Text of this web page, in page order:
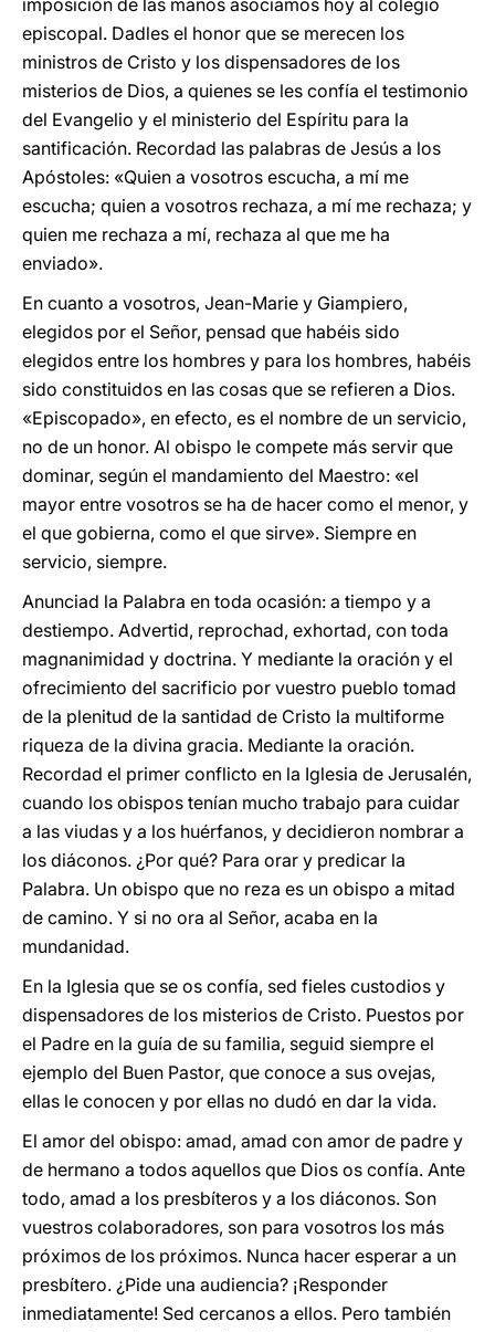
imposición de las manos asociamos hoy al colegio
episcopal. Dadles el honor que se merecen los
ministros de Cristo y los dispensadores de los
misterios de Dios, a quienes se les confía el testimonio
del Evangelio y el ministerio del Espíritu para la
santificación. Recordad las palabras de Jesús a los
Apóstoles: «Quien a vosotros escucha, a mí me
escucha; quien a vosotros rechaza, a mí me rechaza; y
quien me rechaza a mí, rechaza al que me ha
enviado».
En cuanto a vosotros, Jean-Marie y Giampiero,
elegidos por el Señor, pensad que habéis sido
elegidos entre los hombres y para los hombres, habéis
sido constituidos en las cosas que se refieren a Dios.
«Episcopado», en efecto, es el nombre de un servicio,
no de un honor. Al obispo le compete más servir que
dominar, según el mandamiento del Maestro: «el
mayor entre vosotros se ha de hacer como el menor, y
el que gobierna, como el que sirve». Siempre en
servicio, siempre.
Anunciad la Palabra en toda ocasión: a tiempo y a
destiempo. Advertid, reprochad, exhortad, con toda
magnanimidad y doctrina. Y mediante la oración y el
ofrecimiento del sacrificio por vuestro pueblo tomad
de la plenitud de la santidad de Cristo la multiforme
riqueza de la divina gracia. Mediante la oración.
Recordad el primer conflicto en la Iglesia de Jerusalén,
cuando los obispos tenían mucho trabajo para cuidar
a las viudas y a los huérfanos, y decidieron nombrar a
los diáconos. ¿Por qué? Para orar y predicar la
Palabra. Un obispo que no reza es un obispo a mitad
de camino. Y si no ora al Señor, acaba en la
mundanidad.
En la Iglesia que se os confía, sed fieles custodios y
dispensadores de los misterios de Cristo. Puestos por
el Padre en la guía de su familia, seguid siempre el
ejemplo del Buen Pastor, que conoce a sus ovejas,
ellas le conocen y por ellas no dudó en dar la vida.
El amor del obispo: amad, amad con amor de padre y
de hermano a todos aquellos que Dios os confía. Ante
todo, amad a los presbíteros y a los diáconos. Son
vuestros colaboradores, son para vosotros los más
próximos de los próximos. Nunca hacer esperar a un
presbítero. ¿Pide una audiencia? ¡Responder
inmediatamente! Sed cercanos a ellos. Pero también